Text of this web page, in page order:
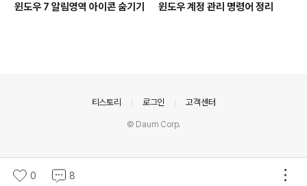
윈도우 7 알림영역 아이콘 숨기기 윈도우 계정 관리 명령어 정리
0 8
티스토리 로그인 고객센터
© Daum Corp.